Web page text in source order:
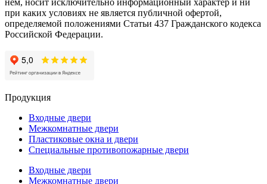
нём, носит исключительно информационный характер и ни
при каких условиях не является публичной офертой,
определяемой положениями Статьи 437 Гражданского кодекса
Российской Федерации.
Продукция
Входные двери
Межкомнатные двери
Пластиковые окна и двери
Специальные противопожарные двери
Входные двери
Межкомнатные двери